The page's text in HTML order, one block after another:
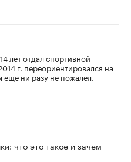
лет отдал спортивной
г. переориентировался на
ни разу не пожалел.
что это такое и зачем